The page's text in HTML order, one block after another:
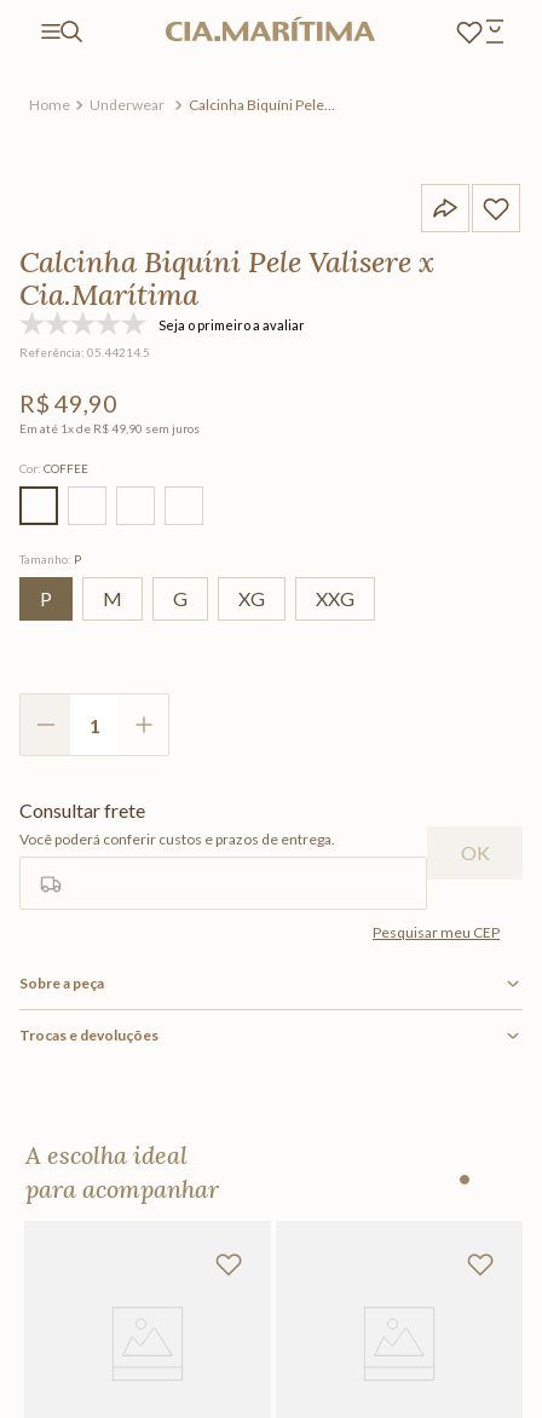
Underwear
Calcinha Biquíni Pele
Calcinha Biquíni Pele Valisere x
Cia.Marítima
Seja o primeiro a avaliar
Referência: 05.44214.5
R$ 49,90
Em até 1x de R$49 90 sem juros
Cor: COFFEE
Tamanho: P
P M G XG XXG
Sobre a peça
Trocas e devoluções
A escolha ideal
para acompanhar